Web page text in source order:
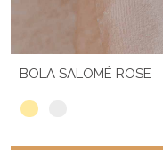
BOLA SALOMÉ ROSE